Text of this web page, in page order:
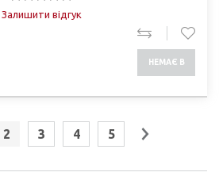
Залишити відгук
НЕМАЄ В
2 3 4 5